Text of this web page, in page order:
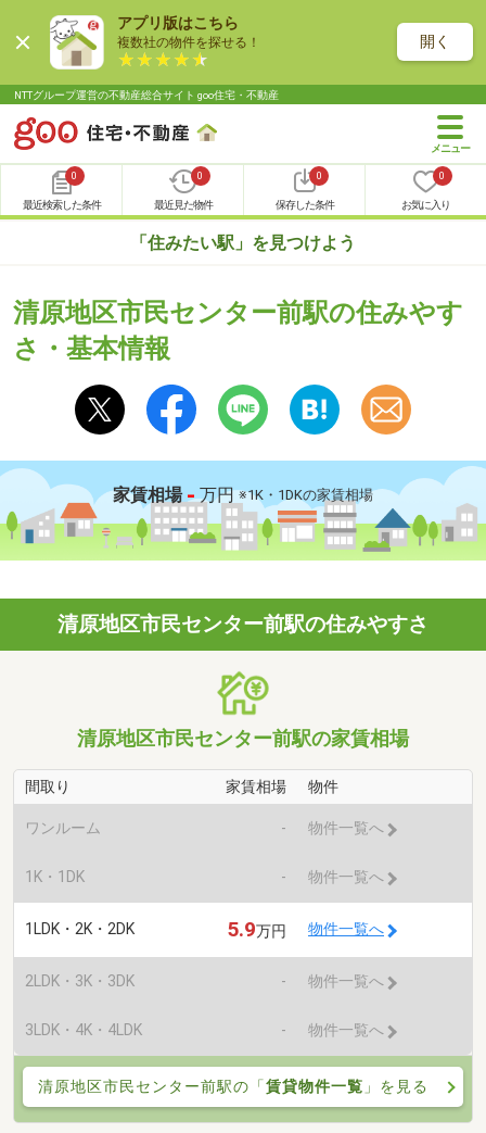
アプリ版はこちら
複数社の物件を探せる！ 開く
NTTグループ運営の不動産総合サイト goo住宅・不動産
0
最近検索した条件
0
最近見た物件
0
保存した条件
0
お気に入り
「住みたい駅」を見つけよう
清原地区市民センター前駅の住みやす
さ・基本情報
家賃相場 - 万円 ※1K・1DKの家賃相場
清原地区市民センター前駅の住みやすさ
清原地区市民センター前駅の家賃相場
間取り 家賃相場 物件
ワンルーム - 物件一覧へ
1K・1DK - 物件一覧へ
1LDK・2K・2DK 5.9万円 物件一覧へ
2LDK・3K・3DK - 物件一覧へ
3LDK・4K・4LDK - 物件一覧へ
清原地区市民センター前駅の「賃貸物件一覧 」を見る